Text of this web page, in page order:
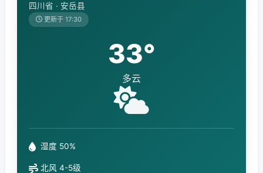
四川省 · 安岳县
更新于 17:30
33°
多云
湿度 50%
北风 4-5级